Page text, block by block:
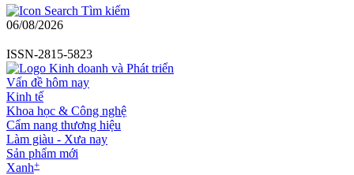
Tìm kiếm
06/08/2026
ISSN-2815-5823
Vấn đề hôm nay
Kinh tế
Khoa học & Công nghệ
Cẩm nang thương hiệu
Làm giàu - Xưa nay
Sản phẩm mới
Xanh+